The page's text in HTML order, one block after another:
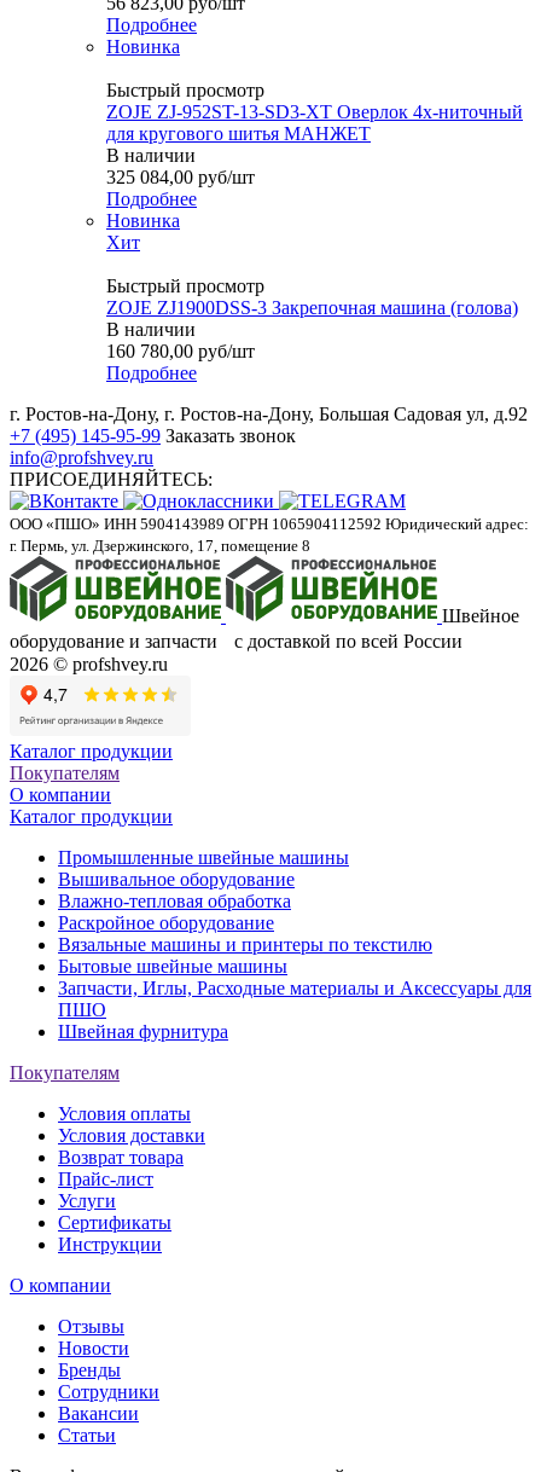
Подробнее
Новинка
Быстрый просмотр
ZOJE ZJ-952ST-13-SD3-XT Оверлок 4х-ниточный
для кругового шитья МАНЖЕТ
В наличии
325 084,00 руб/шт
Подробнее
Новинка
Хит
Быстрый просмотр
ZOJE ZJ1900DSS-3 Закрепочная машина (голова)
В наличии
160 780,00 руб/шт
Подробнее
г. Ростов-на-Дону, г. Ростов-на-Дону, Большая Садовая ул, д.92
+7 (495) 145-95-99 Заказать звонок
info@profshvey.ru
ПРИСОЕДИНЯЙТЕСЬ:
ООО «ПШО» ИНН 5904143989 ОГРН 1065904112592 Юридический адрес:
г. Пермь, ул. Дзержинского, 17, помещение 8
Швейное
оборудование и запчасти с доставкой по всей России
2026 © profshvey.ru
Каталог продукции
Покупателям
О компании
Каталог продукции
Промышленные швейные машины
Вышивальное оборудование
Влажно-тепловая обработка
Раскройное оборудование
Вязальные машины и принтеры по текстилю
Бытовые швейные машины
Запчасти, Иглы, Расходные материалы и Аксессуары для
ПШО
Швейная фурнитура
Покупателям
Условия оплаты
Условия доставки
Возврат товара
Прайс-лист
Услуги
Сертификаты
Инструкции
О компании
Отзывы
Новости
Бренды
Сотрудники
Вакансии
Статьи